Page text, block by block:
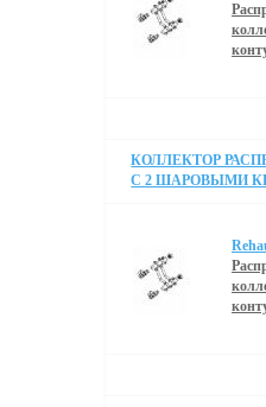
КОЛЛЕКТОР
С 2 ШАРОВЫМИ